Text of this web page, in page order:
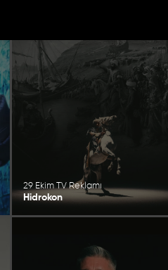
29 Ekim TV Reklamı
Hidrokon